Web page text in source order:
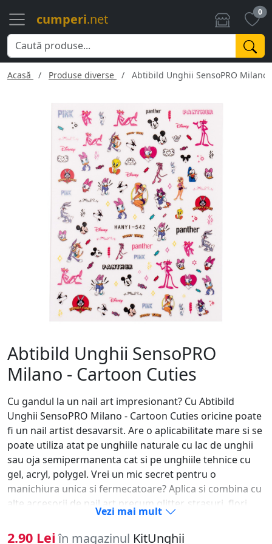
cumperi.net 0
Acasă Produse diverse Abtibild Unghii SensoPRO Milano
Abtibild Unghii SensoPRO
Milano - Cartoon Cuties
Cu gandul la un nail art impresionant? Cu Abtibild
Unghii SensoPRO Milano - Cartoon Cuties oricine poate
fi un nail artist desavarsit. Are o aplicabilitate mare si se
poate utiliza atat pe unghiile naturale cu lac de unghii
sau oja semipermanenta cat si pe unghiile tehnice cu
gel, acryl, polygel. Vrei un mic secret pentru o
manichiura unica si fermecatoare? Aplica si combina cu
alte accesorii de nail art precum glitter, strasuri, flori
uscate etc! Te asteapta rezultate uimitoare! Mod de
folosire: Pregateste unghia si cuticulele Aplica baza, lac
Vezi mai mult
2.90 Lei în magazinul KitUnghii